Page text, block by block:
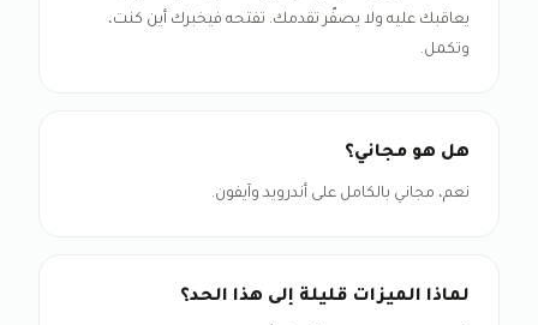
يعاقبك عليه ولا يصفّر تقدمك. تفتحه فيخبرك أين كنت،
وتكمل.
هل هو مجاني؟
نعم، مجاني بالكامل على أندرويد وآيفون.
لماذا الميزات قليلة إلى هذا الحد؟